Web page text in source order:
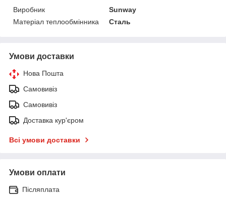
Виробник
Sunway
Матеріал теплообмінника
Сталь
Умови доставки
Нова Пошта
Самовивіз
Самовивіз
Доставка кур'єром
Всі умови доставки
Умови оплати
Післяплата